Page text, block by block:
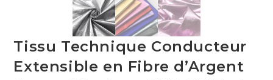
Tissu Technique Conducteur
Extensible en Fibre d’Argent